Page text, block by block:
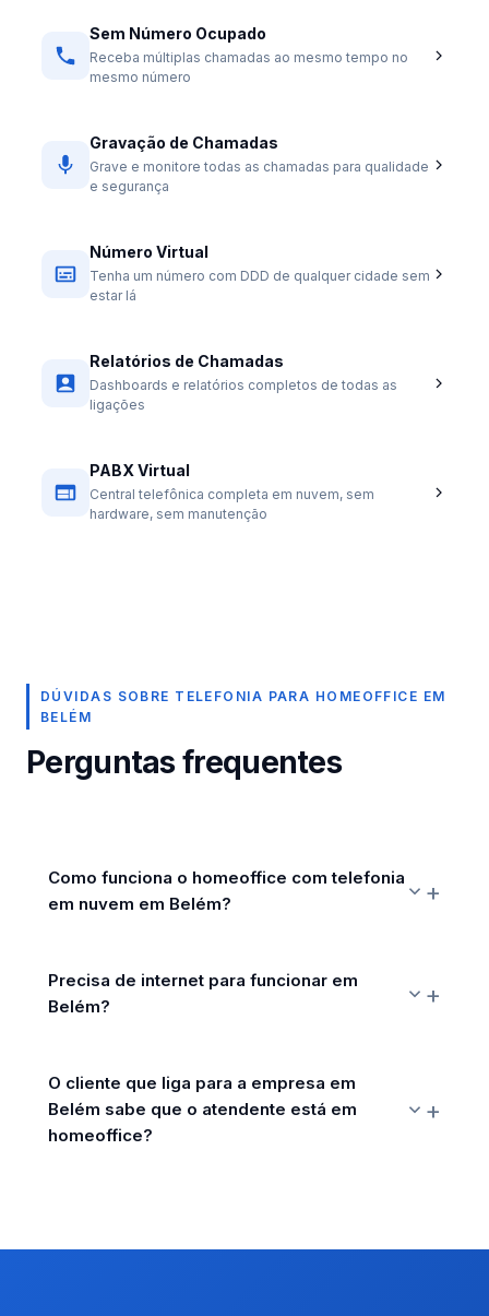
Sem Número Ocupado
Receba múltiplas chamadas ao mesmo tempo no
mesmo número
Gravação de Chamadas
Grave e monitore todas as chamadas para qualidade
e segurança
Número Virtual
Tenha um número com DDD de qualquer cidade sem
estar lá
Relatórios de Chamadas
Dashboards e relatórios completos de todas as
ligações
PABX Virtual
Central telefônica completa em nuvem, sem
hardware, sem manutenção
DÚVIDAS SOBRE TELEFONIA PARA HOMEOFFICE EM
BELÉM
Perguntas frequentes
Como funciona o homeoffice com telefonia
em nuvem em Belém?
Precisa de internet para funcionar em
Belém?
O cliente que liga para a empresa em
Belém sabe que o atendente está em
homeoffice?